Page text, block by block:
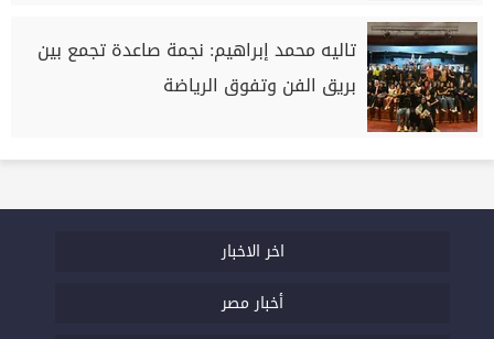
تاليه محمد إبراهيم: نجمة صاعدة تجمع بين
بريق الفن وتفوق الرياضة
اخر الاخبار
أخبار مصر